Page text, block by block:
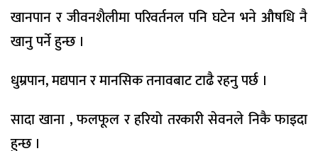
खानपान र जीवनशैलीमा परिवर्तनल पनि घटेन भने औषधि नै
खानु पर्ने हुन्छ ।
धुम्रपान, मद्यपान र मानसिक तनावबाट टाढै रहनु पर्छ ।
सादा खाना , फलफूल र हरियो तरकारी सेवनले निकै फाइदा
हुन्छ ।